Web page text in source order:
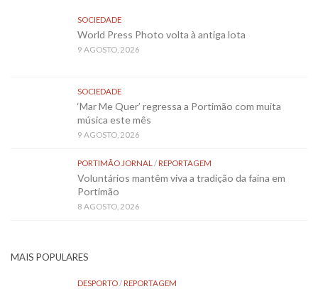
SOCIEDADE
World Press Photo volta à antiga lota
9 AGOSTO, 2026
SOCIEDADE
‘Mar Me Quer’ regressa a Portimão com muita
música este mês
9 AGOSTO, 2026
PORTIMÃO JORNAL /REPORTAGEM
Voluntários mantêm viva a tradição da faina em
Portimão
8 AGOSTO, 2026
MAIS POPULARES
DESPORTO/REPORTAGEM